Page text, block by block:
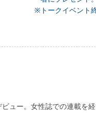
※ トークイベント
ュー。女性誌での連載を